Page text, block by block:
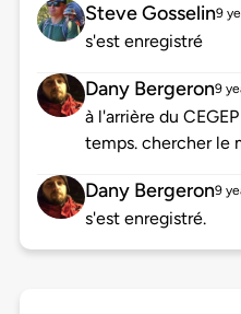
Steve Gosselin9
s'est enregistré
Dany Bergeron9
à l'arrière du
temps. chercher le
Dany Bergeron9
s'est enregistré.